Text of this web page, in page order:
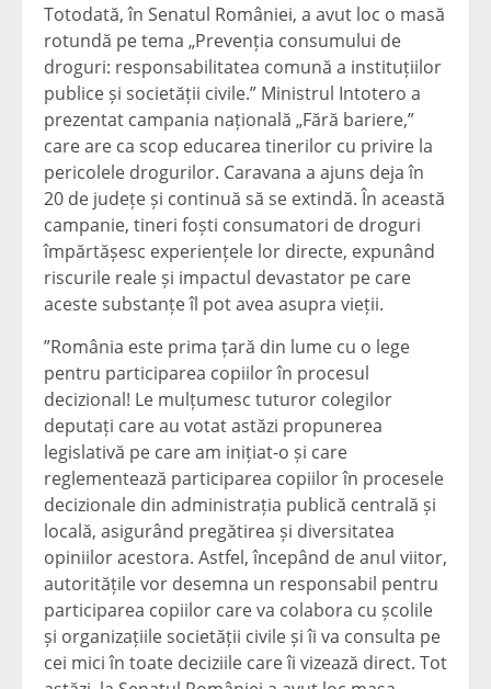
Totodată, în Senatul României, a avut loc o masă
rotundă pe tema „Prevenția consumului de
droguri: responsabilitatea comună a instituțiilor
publice și societății civile.” Ministrul Intotero a
prezentat campania națională „Fără bariere,”
care are ca scop educarea tinerilor cu privire la
pericolele drogurilor. Caravana a ajuns deja în
20 de județe și continuă să se extindă. În această
campanie, tineri foști consumatori de droguri
împărtășesc experiențele lor directe, expunând
riscurile reale și impactul devastator pe care
aceste substanțe îl pot avea asupra vieții.
”România este prima țară din lume cu o lege
pentru participarea copiilor în procesul
decizional! Le mulțumesc tuturor colegilor
deputați care au votat astăzi propunerea
legislativă pe care am inițiat-o și care
reglementează participarea copiilor în procesele
decizionale din administrația publică centrală și
locală, asigurând pregătirea și diversitatea
opiniilor acestora. Astfel, începând de anul viitor,
autoritățile vor desemna un responsabil pentru
participarea copiilor care va colabora cu școlile
și organizațiile societății civile și îi va consulta pe
cei mici în toate deciziile care îi vizează direct. Tot